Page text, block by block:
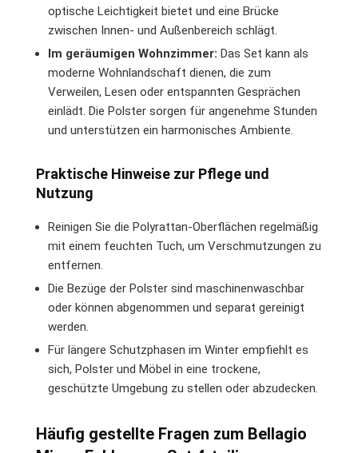
optische Leichtigkeit bietet und eine Brücke
zwischen Innen- und Außenbereich schlägt.
Im geräumigen Wohnzimmer: Das Set kann als
moderne Wohnlandschaft dienen, die zum
Verweilen, Lesen oder entspannten Gesprächen
einlädt. Die Polster sorgen für angenehme Stunden
und unterstützen ein harmonisches Ambiente.
Praktische Hinweise zur Pflege und
Nutzung
Reinigen Sie die Polyrattan-Oberflächen regelmäßig
mit einem feuchten Tuch, um Verschmutzungen zu
entfernen.
Die Bezüge der Polster sind maschinenwaschbar
oder können abgenommen und separat gereinigt
werden.
Für längere Schutzphasen im Winter empfiehlt es
sich, Polster und Möbel in eine trockene,
geschützte Umgebung zu stellen oder abzudecken.
Häufig gestellte Fragen zum Bellagio